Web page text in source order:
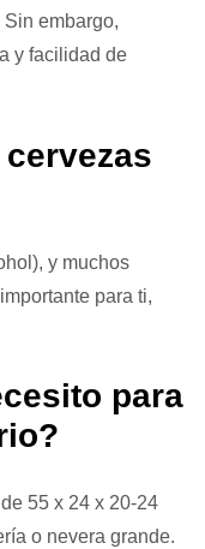
embargo,
y facilidad de
y muchos
para ti,
para
55 x 24 x 20-24
o nevera grande.